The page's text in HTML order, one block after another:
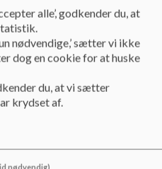
8. og 9. årgang
alle’, godkender du, at
nødvendige,’ sætter vi ikke
dog en cookie for at huske
du, at vi sætter
krydset af.
nødvendig)